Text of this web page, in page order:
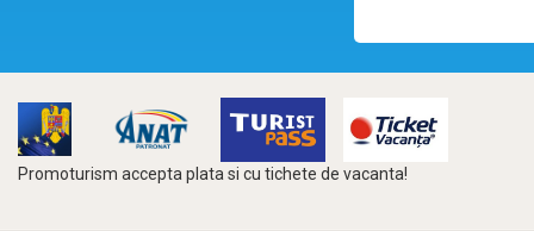
Promoturism accepta plata si cu tichete de vacanta!